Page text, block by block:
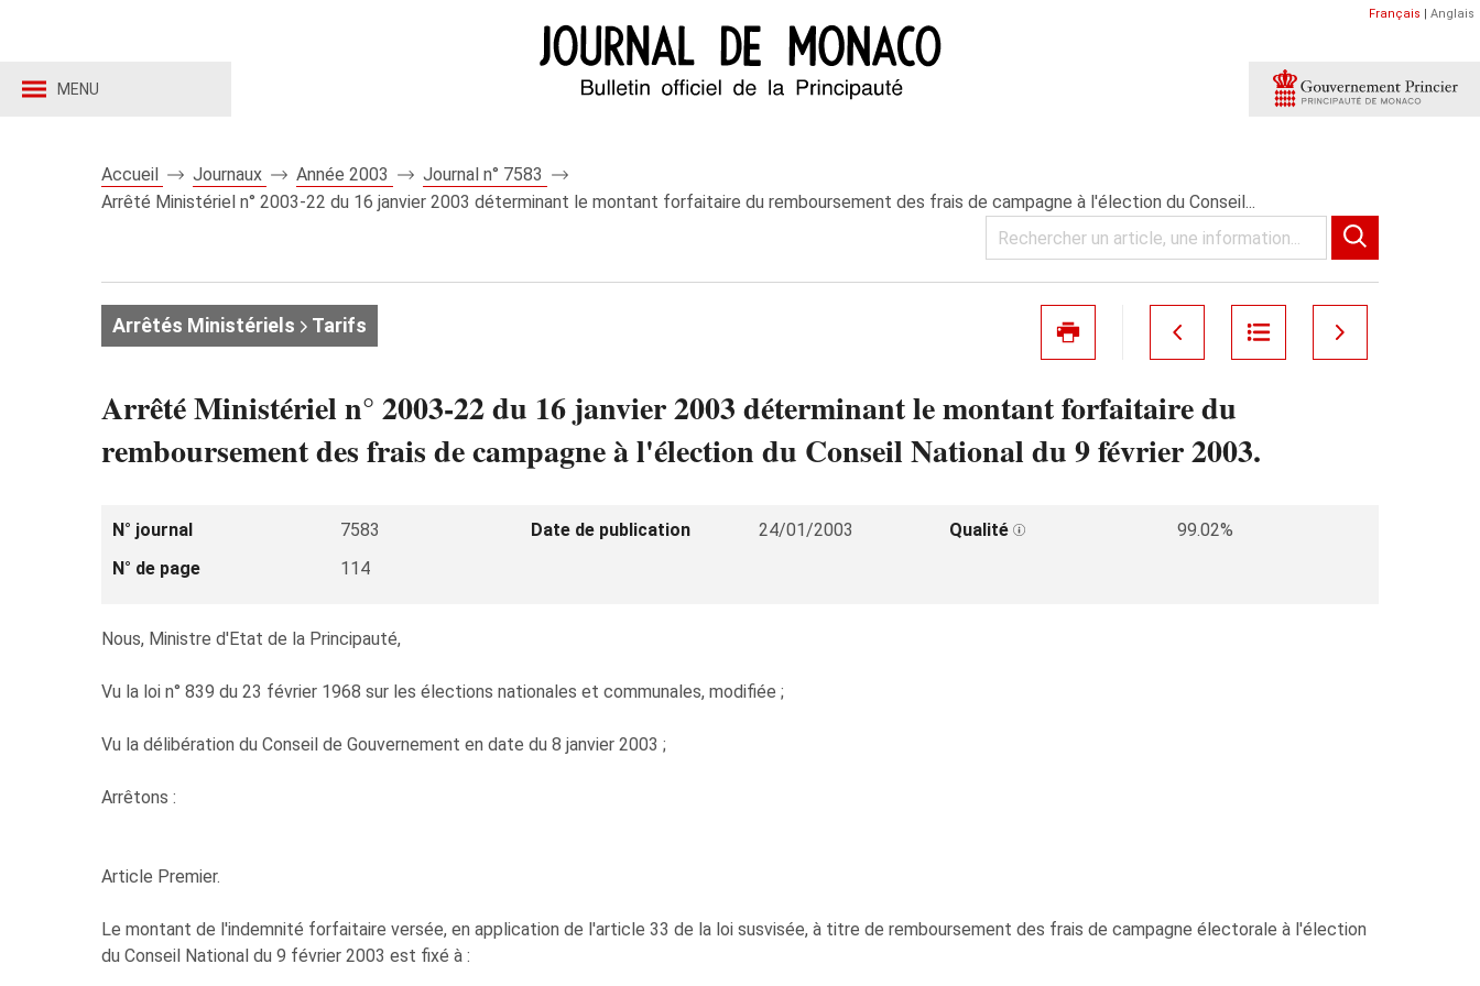
MENU
Français | Anglais
Accueil Journaux Année 2003
Journal n° 7583
Arrêté Ministériel n° 2003-22 du 16 janvier 2003 déterminant le montant forfaitaire du remboursement des frais de campagne à l'élection du Conseil...
Arrêtés Ministériels Tarifs
Arrêté Ministériel n° 2003-22 du 16 janvier 2003 déterminant le montant forfaitaire du
remboursement des frais de campagne à l'élection du Conseil National du 9 février 2003.
N° journal 7583 Date de publication 24/01/2003 Qualité
99.02%
N° de page
114
Nous, Ministre d'Etat de la Principauté,
Vu la loi n° 839 du 23 février 1968 sur les élections nationales et communales, modifiée ;
Vu la délibération du Conseil de Gouvernement en date du 8 janvier 2003 ;
Arrêtons :
Article Premier.
Le montant de l'indemnité forfaitaire versée, en application de l'article 33 de la loi susvisée, à titre de remboursement des frais de campagne électorale à l'élection
du Conseil National du 9 février 2003 est fixé à :